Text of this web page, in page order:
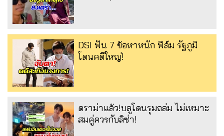
DSI ฟัน 7 ข้อหาหนัก ฟิล์ม รัฐภูมิ
โดนคดีใหญ่!
ดราม่าแล้ว!บลูโดนรุมถล่ม ไม่เหมาะ
สมคู่ควรกับลิซ่า!